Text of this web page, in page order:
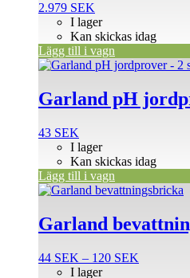
2.979 SEK
I lager
Kan skickas idag
Lägg till i vagn
Garland pH
43 SEK
I lager
Kan skickas idag
Lägg till i vagn
Garland
44 SEK – 120 SEK
I lager
Den
produkten
har
varianter.